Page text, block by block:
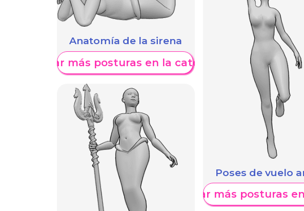
Anatomía de la sirena
Mostrar más posturas en la categoría
Poses de vuelo
Mostrar más posturas